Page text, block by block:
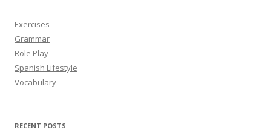
Exercises
Grammar
Role Play
Spanish Lifestyle
Vocabulary
RECENT POSTS